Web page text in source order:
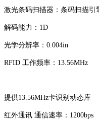
激光条码扫描器：条码扫描
解码能力：1D
光学分辨率：0.004in
RFID 工作频率：13.56MHz
提供13.56MHz卡识别动态库
红外通讯 通信速率：1200bps